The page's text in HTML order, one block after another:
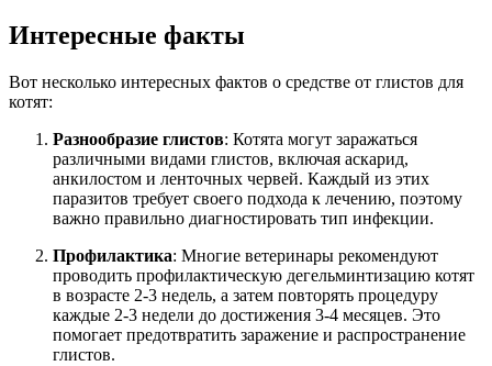
Интересные факты
Вот несколько интересных фактов о средстве от глистов для
котят:
Разнообразие глистов: Котята могут заражаться
различными видами глистов, включая аскарид,
анкилостом и ленточных червей. Каждый из этих
паразитов требует своего подхода к лечению, поэтому
важно правильно диагностировать тип инфекции.
Профилактика: Многие ветеринары рекомендуют
проводить профилактическую дегельминтизацию котят
в возрасте 2-3 недель, а затем повторять процедуру
каждые 2-3 недели до достижения 3-4 месяцев. Это
помогает предотвратить заражение и распространение
глистов.